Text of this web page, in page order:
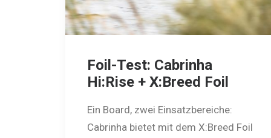
Foil-Test: Cabrinha
Hi:Rise + X:Breed Foil
Ein Board, zwei Einsatzbereiche:
Cabrinha bietet mit dem X:Breed Foil